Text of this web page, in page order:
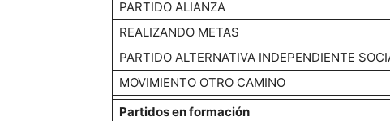
PARTIDO ALIANZA
REALIZANDO METAS
PARTIDO ALTERNATIVA INDEPENDIENTE
MOVIMIENTO OTRO CAMINO
Partidos en formación